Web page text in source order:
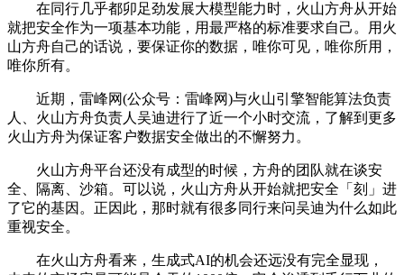
在同行几乎都卯足劲发展大模型能力时，火山方舟从开始
就把安全作为一项基本功能，用最严格的标准要求自己。用火
山方舟自己的话说，要保证你的数据，唯你可见，唯你所用，
唯你所有。
近期，雷峰网(公众号：雷峰网)与火山引擎智能算法负责
人、火山方舟负责人吴迪进行了近一个小时交流，了解到更多
火山方舟为保证客户数据安全做出的不懈努力。
火山方舟平台还没有成型的时候，方舟的团队就在谈安
全、隔离、沙箱。可以说，火山方舟从开始就把安全「刻」进
了它的基因。正因此，那时就有很多同行来问吴迪为什么如此
重视安全。
在火山方舟看来，生成式AI的机会还远没有完全显现，